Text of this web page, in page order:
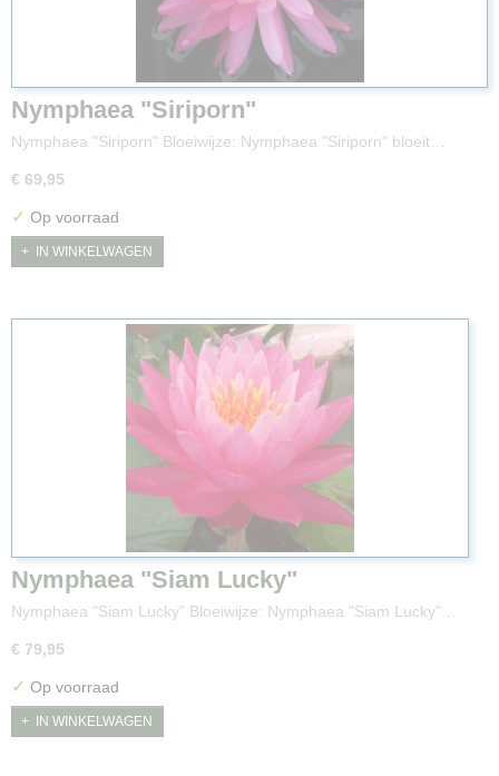
Nymphaea "Siriporn"
Nymphaea "Siriporn" Bloeiwijze: Nymphaea "Siriporn" bloeit…
€ 69,95
✓ Op voorraad
IN WINKELWAGEN
Nymphaea "Siam Lucky"
Nymphaea "Siam Lucky" Bloeiwijze: Nymphaea "Siam Lucky"…
€ 79,95
✓ Op voorraad
IN WINKELWAGEN